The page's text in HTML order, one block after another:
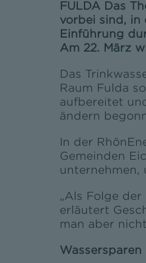
FULDA Das
vorbei sind, in
Einführung
Am 22. März
Das
Raum Fulda
aufbereitet
ändern
In der
Gemeinden
unternehmen,
„Als Folge
erläutert
man aber